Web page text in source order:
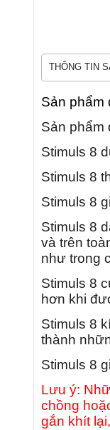
THÔNG TIN
Sản phẩm
Sản phẩm
Stimuls 8
Stimuls 8
Stimuls 8
Stimuls 8
và trên
như trong
Stimuls 8
hơn khi
Stimuls 8
thành
Stimuls 8
Lưu ý:
chồng
gắn khít